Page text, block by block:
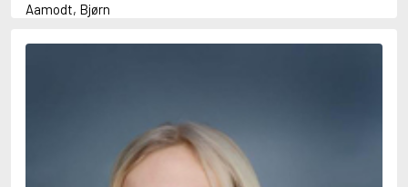
Aamodt, Bjørn
Abbey, Kieran